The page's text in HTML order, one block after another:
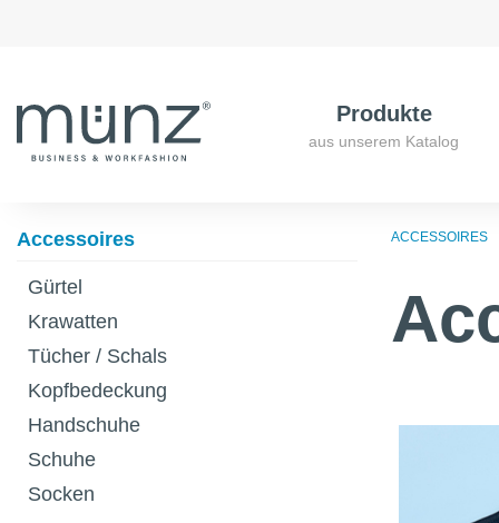
Produkte
aus unserem Katalog
Accessoires
Gürtel
Krawatten
Tücher / Schals
Kopfbedeckung
Handschuhe
Schuhe
Socken
ACCESSOIRES